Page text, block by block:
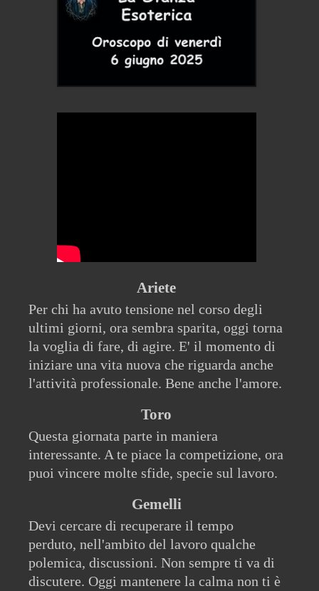
Ariete
Per chi ha avuto tensione nel corso degli
ultimi giorni, ora sembra sparita, oggi torna
la voglia di fare, di agire. E' il momento di
iniziare una vita nuova che riguarda anche
l'attività professionale. Bene anche l'amore.
Toro
Questa giornata parte in maniera
interessante. A te piace la competizione, ora
puoi vincere molte sfide, specie sul lavoro.
Gemelli
Devi cercare di recuperare il tempo
perduto, nell'ambito del lavoro qualche
polemica, discussioni. Non sempre ti va di
discutere. Oggi mantenere la calma non ti è